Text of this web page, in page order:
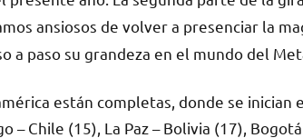
ansiosos de volver a presenciar la
a paso su grandeza en el mundo del
están completas, donde se inician
– Chile (15), La Paz – Bolivia (17),